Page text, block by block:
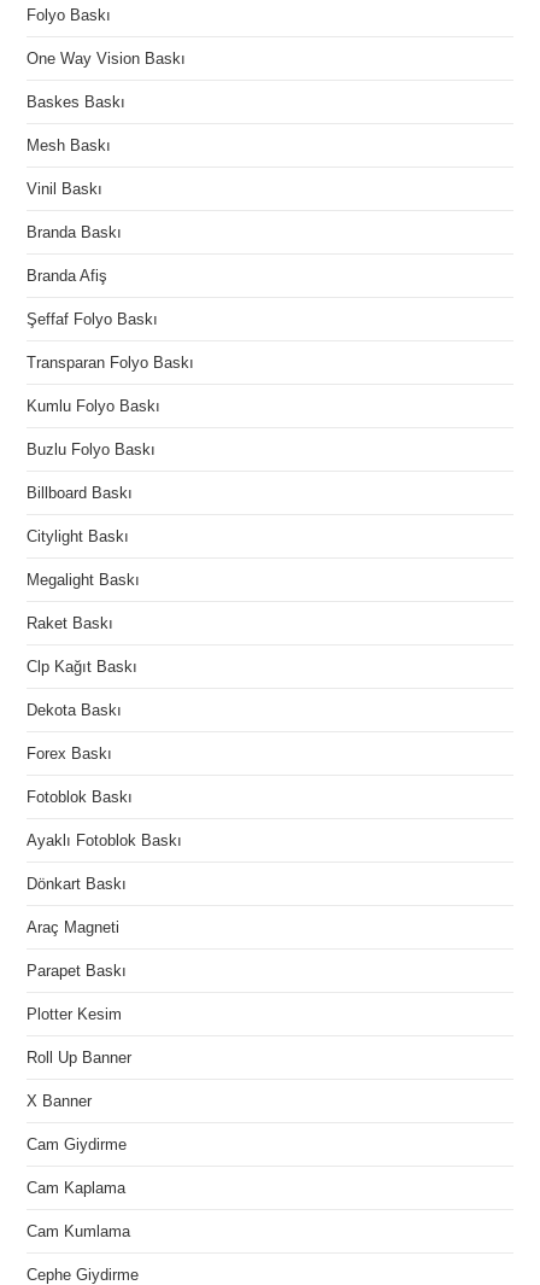
Folyo Baskı
One Way Vision Baskı
Baskes Baskı
Mesh Baskı
Vinil Baskı
Branda Baskı
Branda Afiş
Şeffaf Folyo Baskı
Transparan Folyo Baskı
Kumlu Folyo Baskı
Buzlu Folyo Baskı
Billboard Baskı
Citylight Baskı
Megalight Baskı
Raket Baskı
Clp Kağıt Baskı
Dekota Baskı
Forex Baskı
Fotoblok Baskı
Ayaklı Fotoblok Baskı
Dönkart Baskı
Araç Magneti
Parapet Baskı
Plotter Kesim
Roll Up Banner
X Banner
Cam Giydirme
Cam Kaplama
Cam Kumlama
Cephe Giydirme